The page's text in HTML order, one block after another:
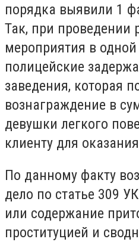
порядка выявили 1
Так, при проведении
мероприятия в одной
полицейские
заведения, которая
вознаграждение в
девушки легкого
клиенту для
По данному факту
дело по статье 309
или содержание
проституцией и